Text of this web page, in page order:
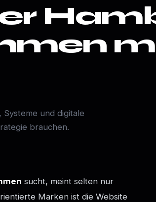
und digitale
brauchen.
sucht, meint selten nur
Marken ist die Website